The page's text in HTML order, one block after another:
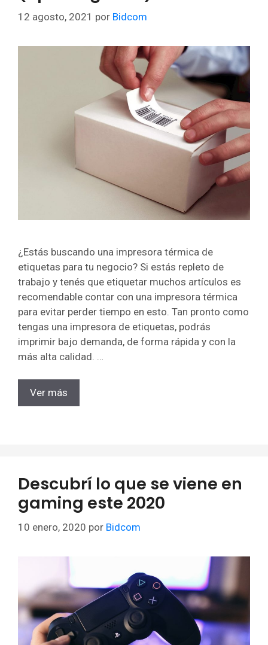
12 agosto, 2021 por Bidcom
¿Estás buscando una impresora térmica de
etiquetas para tu negocio? Si estás repleto de
trabajo y tenés que etiquetar muchos artículos es
recomendable contar con una impresora térmica
para evitar perder tiempo en esto. Tan pronto como
tengas una impresora de etiquetas, podrás
imprimir bajo demanda, de forma rápida y con la
más alta calidad. …
Ver más
Descubrí lo que se viene en
gaming este 2020
10 enero, 2020 por Bidcom